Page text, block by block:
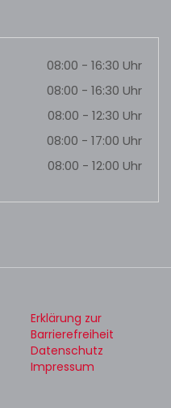
08:00 - 16:30 Uhr
08:00 - 16:30 Uhr
08:00 - 12:30 Uhr
08:00 - 17:00 Uhr
08:00 - 12:00 Uhr
Erklärung zur
Barrierefreiheit
Datenschutz
Impressum